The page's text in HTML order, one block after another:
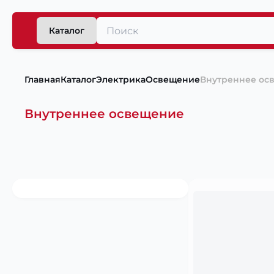
Каталог
ГлавнаяКаталогЭлектрикаОсвещениеВнутреннее
Внутреннее освещение